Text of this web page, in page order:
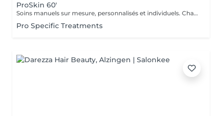
ProSkin 60'
Soins manuels sur mesure, personnalisés et individuels. Chaque rendez-vous une nouvelle expérience, avec une analyse cutanée précise Face Mapping®, toute en fonction de vos attentes et des besoins de votre peau
Pro Specific Treatments